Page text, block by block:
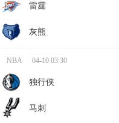
雷霆
灰熊
NBA 04-10 03:30
独行侠
马刺